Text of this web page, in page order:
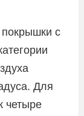
с
Для
четыре